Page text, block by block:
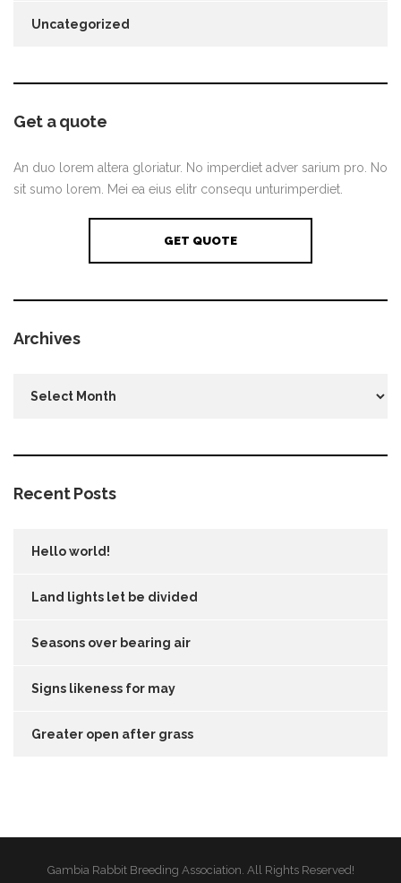
Uncategorized
Get a quote
An duo lorem altera gloriatur. No imperdiet adver sarium pro. No
sit sumo lorem. Mei ea eius elitr consequ unturimperdiet.
GET QUOTE
Archives
Recent Posts
Hello world!
Land lights let be divided
Seasons over bearing air
Signs likeness for may
Greater open after grass
Gambia Rabbit Breeding Association. All Rights Reserved!